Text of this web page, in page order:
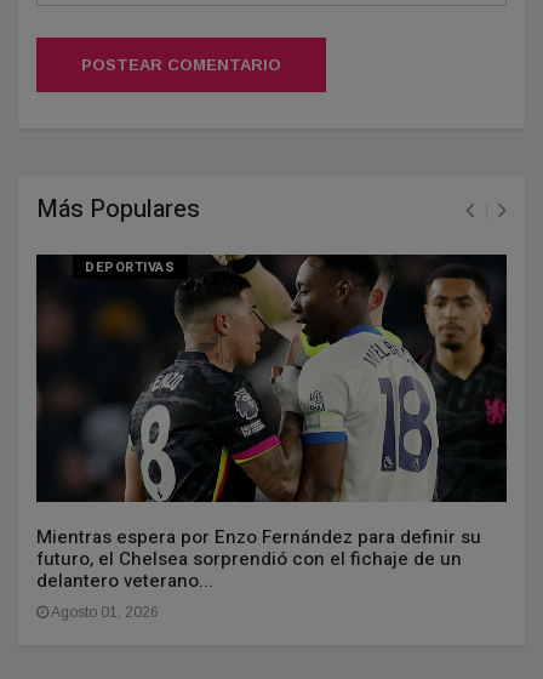
POSTEAR COMENTARIO
Más Populares
DEPORTIVAS
Mientras espera por Enzo Fernández para definir su
futuro, el Chelsea sorprendió con el fichaje de un
delantero veterano...
Agosto 01, 2026